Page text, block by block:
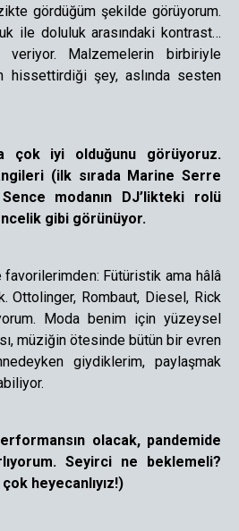
gördüğüm şekilde görüyorum.
ile doluluk arasındaki kontrast…
Malzemelerin birbiriyle
hissettirdiği şey, aslında sesten
çok iyi olduğunu görüyoruz.
(ilk sırada Marine Serre
modanın DJ’likteki rolü
gibi görünüyor.
Fütüristik ama hâlâ
Ottolinger, Rombaut, Diesel, Rick
Moda benim için yüzeysel
müziğin ötesinde bütün bir evren
giydiklerim, paylaşmak
olacak, pandemide
Seyirci ne beklemeli?
çok heyecanlıyız!)